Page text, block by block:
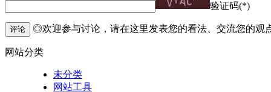
验证码(*)
评论 ◎欢迎参与讨论，请在这里发表您的看法、交流您的观
网站分类
未分类
网站工具